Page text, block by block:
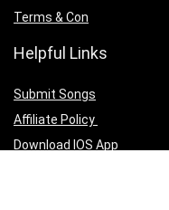
Terms & Con
Helpful Links
Submit Songs
Affiliate Policy
Download IOS App